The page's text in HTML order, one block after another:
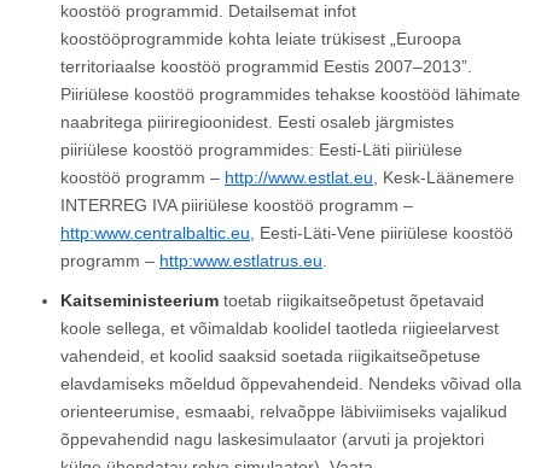
koostöö programmid. Detailsemat infot
koostööprogrammide kohta leiate trükisest „Euroopa
territoriaalse koostöö programmid Eestis 2007–2013”.
Piiriülese koostöö programmides tehakse koostööd lähimate
naabritega piiriregioonidest. Eesti osaleb järgmistes
piiriülese koostöö programmides: Eesti-Läti piiriülese
koostöö programm – http://www.estlat.eu , Kesk-Läänemere
INTERREG IVA piiriülese koostöö programm –
http:www.centralbaltic.eu , Eesti-Läti-Vene piiriülese koostöö
programm – http:www.estlatrus.eu
Kaitseministeerium toetab riigikaitseõpetust õpetavaid
koole sellega, et võimaldab koolidel taotleda riigieelarvest
vahendeid, et koolid saaksid soetada riigikaitseõpetuse
elavdamiseks mõeldud õppevahendeid. Nendeks võivad olla
orienteerumise, esmaabi, relvaõppe läbiviimiseks vajalikud
õppevahendid nagu laskesimulaator (arvuti ja projektori